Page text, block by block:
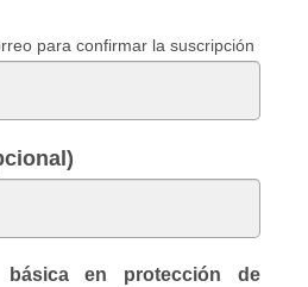
para confirmar la suscripción
básica en protección de